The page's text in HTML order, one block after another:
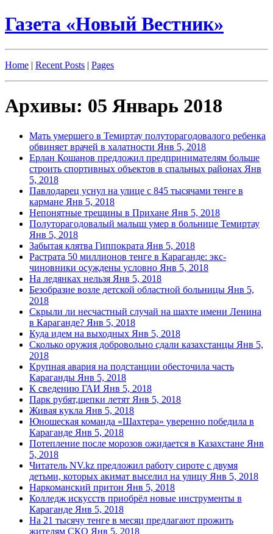
Газета «Новый Вестник»
Home | Recent Posts | Pages
Архивы: 05 Январь 2018
Мать умершего в Темиртау полуторагодовалого ребенка
обвиняет врачей в халатности Янв 5, 2018
Ерлан Кошанов предложил предпринимателям больше
строить спортивных объектов в спальных районах Янв
5, 2018
Павлодарец уснул на улице с 845 тысячами тенге в
кармане Янв 5, 2018
Непонятные трещины в Прихане Янв 5, 2018
Полуторагодовалый малыш умер в больнице Темиртау
Янв 5, 2018
Забытая клятва Гиппократа Янв 5, 2018
Растрата 50 миллионов тенге в Караганде: экс-
чиновники осуждены условно Янв 5, 2018
На ледянках нельзя Янв 5, 2018
Безобразие возле детской областной больницы Янв 5,
2018
Скрыли ли несчастный случай на шахте имени Ленина
в Караганде? Янв 5, 2018
Куда идем на выходных Янв 5, 2018
Сколько оружия добровольно сдали казахстанцы Янв 5,
2018
Крупная авария на подстанции обесточила часть
Караганды Янв 5, 2018
К сведению ГАИ Янв 5, 2018
Парк рубят,щепки летят Янв 5, 2018
Живая кукла Янв 5, 2018
Юношеская команда «Шахтера» уверенно победила в
Караганде Янв 5, 2018
Потепление после морозов ожидается в Казахстане Янв
5, 2018
Читатель NV.kz предложил работу сироте с двумя
детьми, которых акимат выселил на улицу Янв 5, 2018
Наркоманский притон Янв 5, 2018
Колледж искусств приобрёл новые инструменты в
Караганде Янв 5, 2018
На 21 тысячу тенге в месяц предлагают прожить
жителям СКО Янв 5, 2018